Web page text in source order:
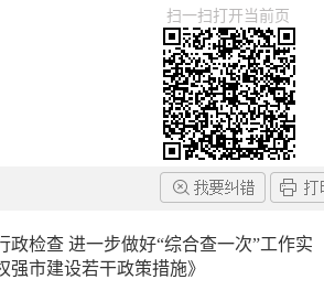
扫一扫打开当前页
检查 进一步做好“综合查一次”工作实
市建设若干政策措施》